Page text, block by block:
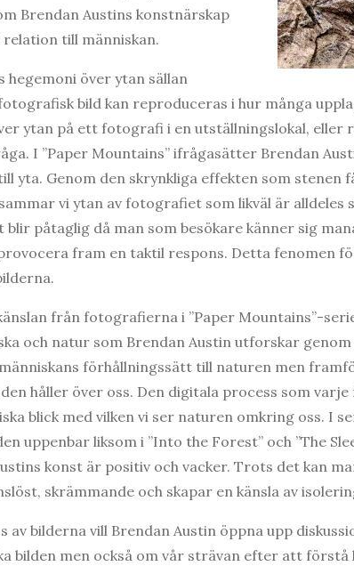
Brendan Austins konstnärskap
till människan.
över ytan sällan
bild kan reproduceras i hur många
ytan på ett fotografi i en utställningslokal, eller
I ”Paper Mountains” ifrågasätter Brendan
yta. Genom den skrynkliga effekten som stenen
vi ytan av fotografiet som likväl är alldeles
påtaglig då man som besökare känner sig
fram en taktil respons. Detta fenomen
från fotografierna i ”Paper Mountains”-
och natur som Brendan Austin utforskar
förhållningssätt till naturen men
håller över oss. Den digitala process som
blick med vilken vi ser naturen omkring oss. I
uppenbar liksom i ”Into the Forest” och ”The
konst är positiv och vacker. Trots det kan
skrämmande och skapar en känsla av
av bilderna vill Brendan Austin öppna upp
bilden men också om vår strävan efter att